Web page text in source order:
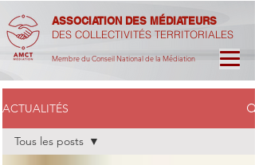
ASSOCIATION DES MÉDIATEURS
DES COLLECTIVITÉS TERRITORIALES
Membre du Conseil National de la Médiation
ACTUALITÉS
Tous les posts